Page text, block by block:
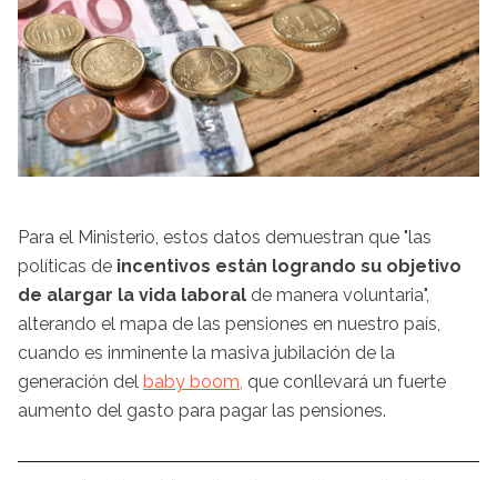
Para el Ministerio, estos datos demuestran que "las
políticas de incentivos están logrando su objetivo
de alargar la vida laboral de manera voluntaria",
alterando el mapa de las pensiones en nuestro país,
cuando es inminente la masiva jubilación de la
generación del baby boom, que conllevará un fuerte
aumento del gasto para pagar las pensiones.